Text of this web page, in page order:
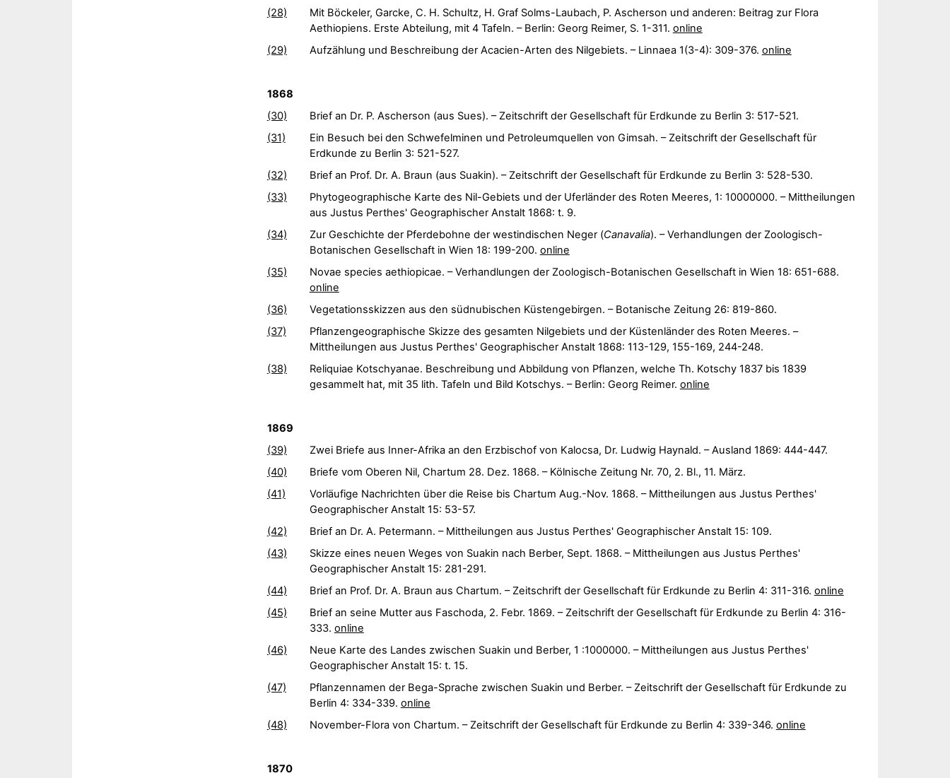
(28)
Mit Böckeler, Garcke, C. H. Schultz, H. Graf Solms-Laubach, P. Ascherson und anderen: Beitrag zur Flora
Aethiopiens. Erste Abteilung, mit 4 Tafeln. – Berlin: Georg Reimer, S. 1-311. online
(29)
Aufzählung und Beschreibung der Acacien-Arten des Nilgebiets. – Linnaea 1(3-4): 309-376. online
1868
(30)
Brief an Dr. P. Ascherson (aus Sues). – Zeitschrift der Gesellschaft für Erdkunde zu Berlin 3: 517-521.
(31)
Ein Besuch bei den Schwefelminen und Petroleumquellen von Gimsah. – Zeitschrift der Gesellschaft für
Erdkunde zu Berlin 3: 521-527.
(32)
Brief an Prof. Dr. A. Braun (aus Suakin). – Zeitschrift der Gesellschaft für Erdkunde zu Berlin 3: 528-530.
(33)
Phytogeographische Karte des Nil-Gebiets und der Uferländer des Roten Meeres, 1: 10000000. – Mittheilungen
aus Justus Perthes' Geographischer Anstalt 1868: t. 9.
(34)
Zur Geschichte der Pferdebohne der westindischen Neger (Canavalia). – Verhandlungen der Zoologisch-
Botanischen Gesellschaft in Wien 18: 199-200. online
(35)
Novae species aethiopicae. – Verhandlungen der Zoologisch-Botanischen Gesellschaft in Wien 18: 651-688.
online
(36)
Vegetationsskizzen aus den südnubischen Küstengebirgen. – Botanische Zeitung 26: 819-860.
(37)
Pflanzengeographische Skizze des gesamten Nilgebiets und der Küstenländer des Roten Meeres. –
Mittheilungen aus Justus Perthes' Geographischer Anstalt 1868: 113-129, 155-169, 244-248.
(38)
Reliquiae Kotschyanae. Beschreibung und Abbildung von Pflanzen, welche Th. Kotschy 1837 bis 1839
gesammelt hat, mit 35 lith. Tafeln und Bild Kotschys. – Berlin: Georg Reimer. online
1869
(39)
Zwei Briefe aus Inner-Afrika an den Erzbischof von Kalocsa, Dr. Ludwig Haynald. – Ausland 1869: 444-447.
(40)
Briefe vom Oberen Nil, Chartum 28. Dez. 1868. – Kölnische Zeitung Nr. 70, 2. Bl., 11. März.
(41)
Vorläufige Nachrichten über die Reise bis Chartum Aug.-Nov. 1868. – Mittheilungen aus Justus Perthes'
Geographischer Anstalt 15: 53-57.
(42)
Brief an Dr. A. Petermann. – Mittheilungen aus Justus Perthes' Geographischer Anstalt 15: 109.
(43)
Skizze eines neuen Weges von Suakin nach Berber, Sept. 1868. – Mittheilungen aus Justus Perthes'
Geographischer Anstalt 15: 281-291.
(44)
Brief an Prof. Dr. A. Braun aus Chartum. – Zeitschrift der Gesellschaft für Erdkunde zu Berlin 4: 311-316. online
(45)
Brief an seine Mutter aus Faschoda, 2. Febr. 1869. – Zeitschrift der Gesellschaft für Erdkunde zu Berlin 4: 316-
333. online
(46)
Neue Karte des Landes zwischen Suakin und Berber, 1 :1000000. – Mittheilungen aus Justus Perthes'
Geographischer Anstalt 15: t. 15.
(47)
Pflanzennamen der Bega-Sprache zwischen Suakin und Berber. – Zeitschrift der Gesellschaft für Erdkunde zu
Berlin 4: 334-339. online
(48)
November-Flora von Chartum. – Zeitschrift der Gesellschaft für Erdkunde zu Berlin 4: 339-346. online
1870